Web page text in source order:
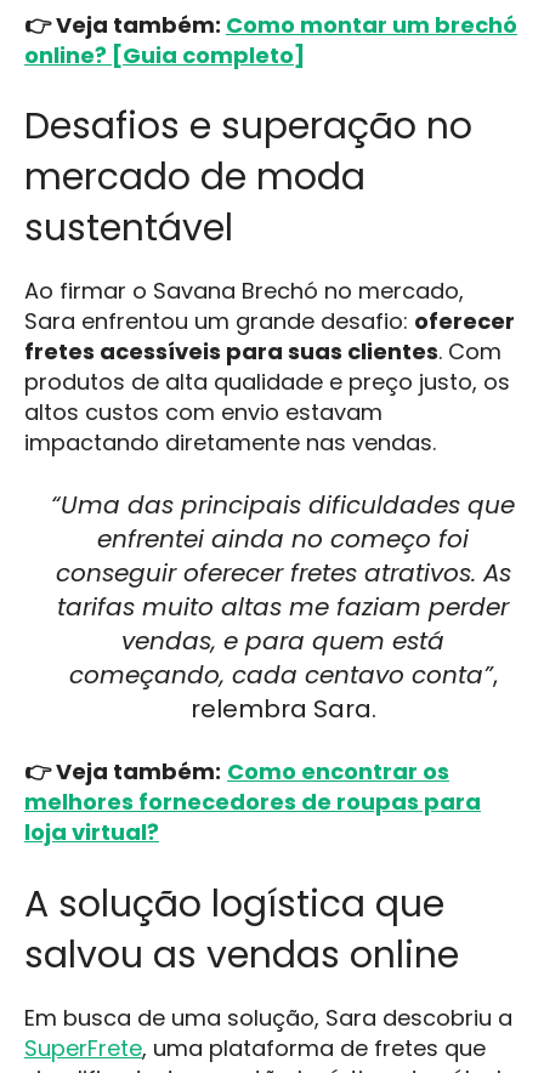
👉 Veja também: Como montar um brechó
online? [Guia completo]
Desafios e superação no
mercado de moda
sustentável
Ao firmar o Savana Brechó no mercado,
Sara enfrentou um grande desafio: oferecer
fretes acessíveis para suas clientes. Com
produtos de alta qualidade e preço justo, os
altos custos com envio estavam
impactando diretamente nas vendas.
“Uma das principais dificuldades que
enfrentei ainda no começo foi
conseguir oferecer fretes atrativos. As
tarifas muito altas me faziam perder
vendas, e para quem está
começando, cada centavo conta”,
relembra Sara.
👉 Veja também: Como encontrar os
melhores fornecedores de roupas para
loja virtual?
A solução logística que
salvou as vendas online
Em busca de uma solução, Sara descobriu a
SuperFrete, uma plataforma de fretes que